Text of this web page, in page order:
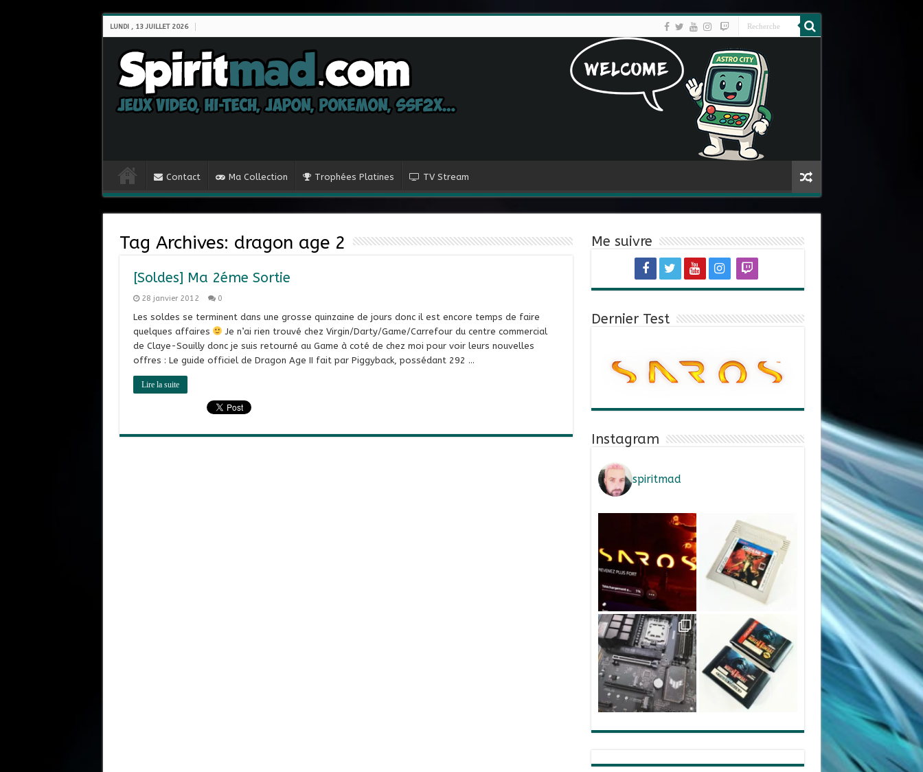
LUNDI , 13 JUILLET 2026
Contact Ma Collection Trophées Platines TV Stream
Tag Archives: dragon age 2
[Soldes] Ma 2éme Sortie
28 janvier 2012 0
Les soldes se terminent dans une grosse quinzaine de jours donc il est encore temps de faire
quelques affaires
Je n’ai rien trouvé chez Virgin/Darty/Game/Carrefour du centre commercial
de Claye-Souilly donc je suis retourné au Game à coté de chez moi pour voir leurs nouvelles
offres : Le guide officiel de Dragon Age II fait par Piggyback, possédant 292 …
Lire la suite
Me suivre
Dernier Test
Instagram
spiritmad